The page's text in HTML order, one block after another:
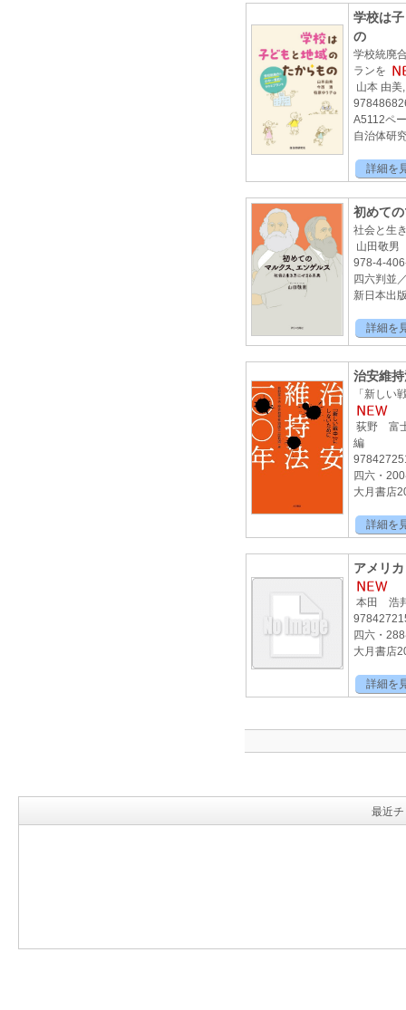
学校は
の
学校統廃
ランを
山本 由美
A5112ペ
自治体研
詳細を
初めて
社会と生
山田敬男
978-4-
四六判並
新日本出
詳細を
治安維
「新しい
荻野 富
編
四六・
大月書店
詳細を
アメリ
本田 浩
四六・
大月書店
詳細を
最近